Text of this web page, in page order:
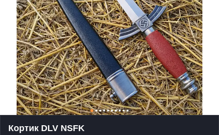
Кортик DLV NSFK